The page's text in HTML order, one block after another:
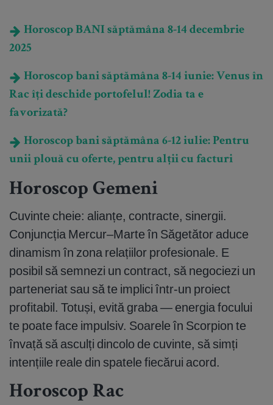
Horoscop BANI săptămâna 8-14 decembrie
2025
Horoscop bani săptămâna 8-14 iunie: Venus în
Rac îți deschide portofelul! Zodia ta e
favorizată?
Horoscop bani săptămâna 6-12 iulie: Pentru
unii plouă cu oferte, pentru alții cu facturi
Horoscop Gemeni
Cuvinte cheie: alianțe, contracte, sinergii.
Conjuncția Mercur–Marte în Săgetător aduce
dinamism în zona relațiilor profesionale. E
posibil să semnezi un contract, să negociezi un
parteneriat sau să te implici într-un proiect
profitabil. Totuși, evită graba — energia focului
te poate face impulsiv. Soarele în Scorpion te
învață să asculți dincolo de cuvinte, să simți
intențiile reale din spatele fiecărui acord.
Horoscop Rac